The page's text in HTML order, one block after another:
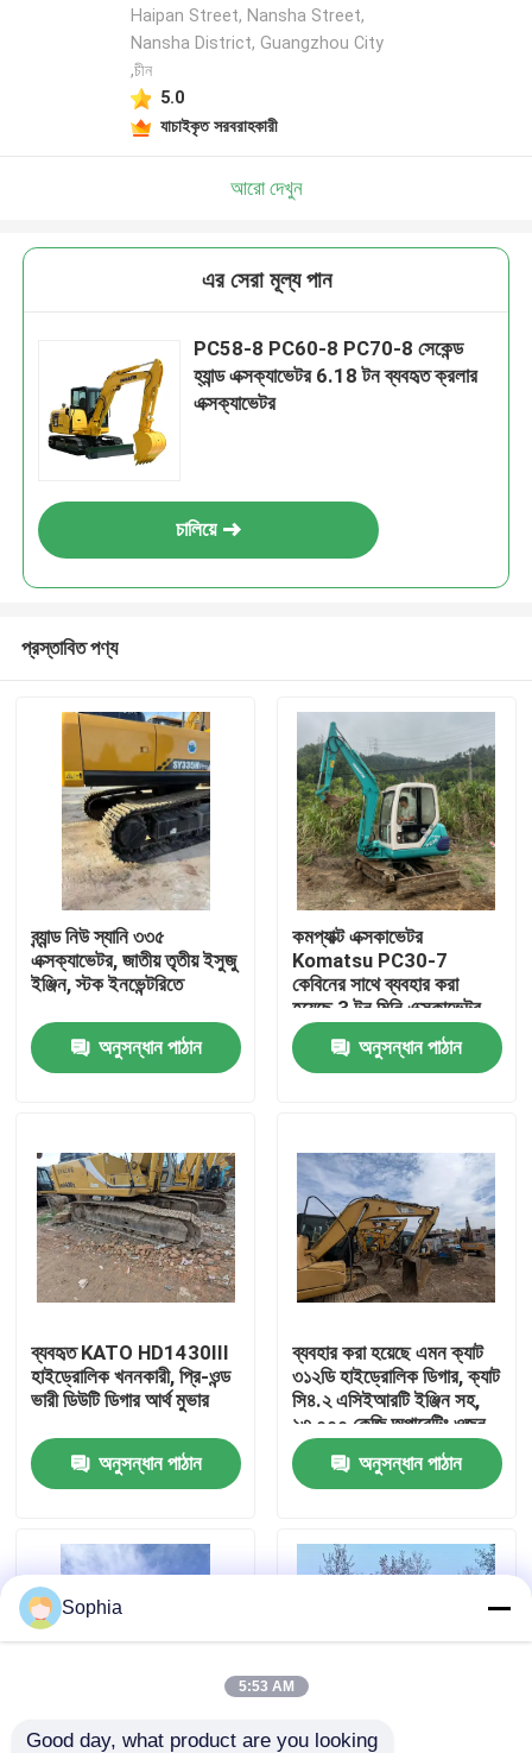
বাড়ি
ভিডিও
আমাদের সম্বন্ধে
কারখানা পরিদর্শন
গুণমান নিয়ন্ত্রণ
খবর
এক্সক্যাভেটর রিপেয়ার
Haipan Street, Nansha Street,
Nansha District, Guangzhou City
,চীন
5.0
যাচাইকৃত সরবরাহকারী
আরো দেখুন
এর সেরা মূল্য পান
PC58-8 PC60-8 PC70-8 সেকেন্ড
হ্যান্ড এক্সক্যাভেটর 6.18 টন ব্যবহৃত ক্রলার
এক্সক্যাভেটর
চালিয়ে
প্রস্তাবিত পণ্য
ব্র্যান্ড নিউ স্যানি ৩৩৫
এক্সক্যাভেটর, জাতীয় তৃতীয় ইসুজু
ইঞ্জিন, স্টক ইনভেন্টরিতে
অনুসন্ধান পাঠান
কমপ্যাক্ট এক্সকাভেটর
Komatsu PC30-7
কেবিনের সাথে ব্যবহার করা
হয়েছে 3 টন মিনি এক্সকাভেটর -
সূক্ষ্ম-খননকারী কোমাটসু
মেশিনারি, কম-জ্বালানি মিনি
সরঞ্জাম বিক্রয়ের জন্য
অনুসন্ধান পাঠান
ব্যবহৃত KATO HD1430III
হাইড্রোলিক খননকারী, প্রি-ওন্ড
ভারী ডিউটি ডিগার আর্থ মুভার
অনুসন্ধান পাঠান
ব্যবহার করা হয়েছে এমন ক্যাট
৩১২ডি হাইড্রোলিক ডিগার, ক্যাট
সি৪.২ এসিইআরটি ইঞ্জিন সহ,
১৩,০০০ কেজি অপারেটিং ওজন
এবং ৬.৪৪ মিটার সর্বোচ্চ খনন
গভীরতা
অনুসন্ধান পাঠান
Sophia
5:53 AM
Good day, what product are you looking